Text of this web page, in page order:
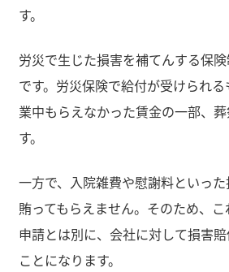
す。
労災で生じた損害を補てんする保険
です。労災保険で給付が受けられ
業中もらえなかった賃金の一部、
す。
一方で、入院雑費や慰謝料といっ
賄ってもらえません。そのため、
申請とは別に、会社に対して損害
ことになります。